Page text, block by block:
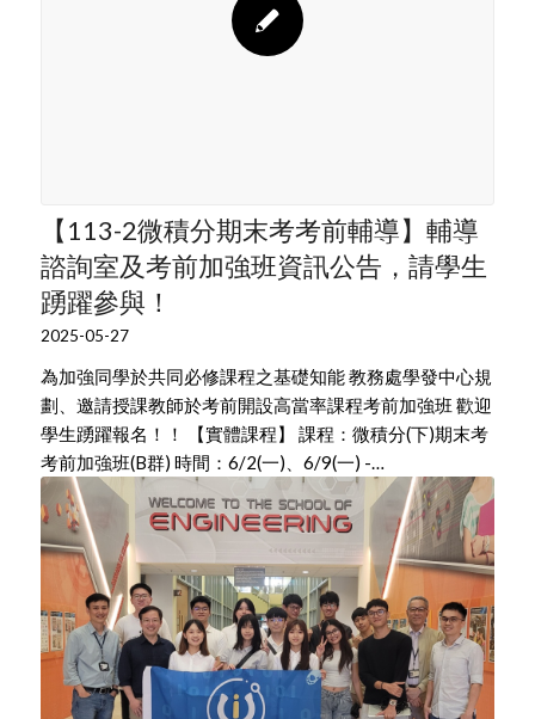
【113-2微積分期末考考前輔導】輔導
諮詢室及考前加強班資訊公告，請學生
踴躍參與！
2025-05-27
為加強同學於共同必修課程之基礎知能 教務處學發中心規
劃、邀請授課教師於考前開設高當率課程考前加強班 歡迎
學生踴躍報名！！ 【實體課程】 課程：微積分(下)期末考
考前加強班(B群) 時間：6/2(一)、6/9(一) -…